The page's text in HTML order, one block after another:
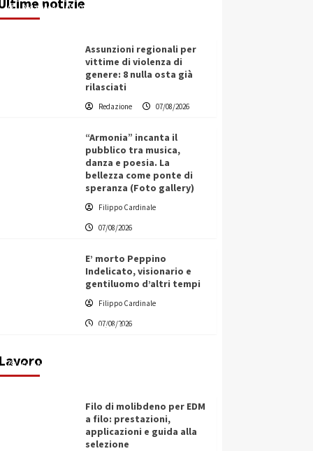
Redazione 07/08/2026
Assunzioni regionali per
vittime di violenza di
genere: 8 nulla osta già
rilasciati
Redazione 07/08/2026
“Armonia” incanta il
pubblico tra musica,
danza e poesia. La
bellezza come ponte di
speranza (Foto gallery)
Filippo Cardinale
07/08/2026
E’ morto Peppino
Indelicato, visionario e
gentiluomo d’altri tempi
Filippo Cardinale
07/08/2026
Lavoro
L’ingegnere saccense Buscarnera
partner chiave di un progetto
transnazionale per la transizione
Filippo Cardinale
Filo di molibdeno per EDM
a filo: prestazioni,
applicazioni e guida alla
selezione